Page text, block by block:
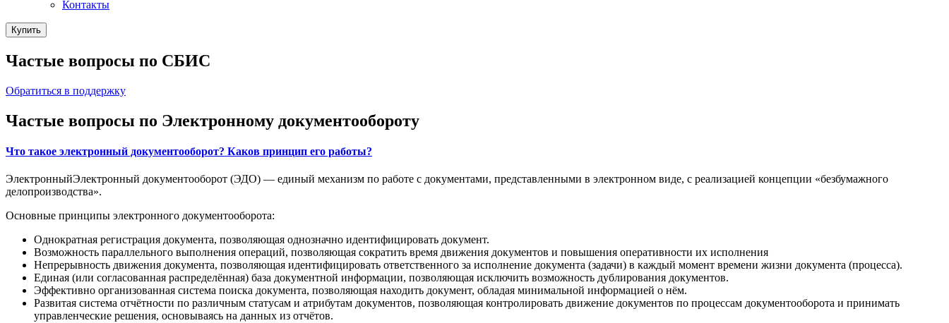
Контакты
Купить
Частые вопросы по СБИС
Обратиться в поддержку
Частые вопросы по Электронному документообороту
Что такое электронный документооборот? Каков принцип его работы?
ЭлектронныйЭлектронный документооборот (ЭДО) — единый механизм по работе с документами, представленными в электронном виде, с реализацией концепции «безбумажного
делопроизводства».
Основные принципы электронного документооборота:
Однократная регистрация документа, позволяющая однозначно идентифицировать документ.
Возможность параллельного выполнения операций, позволяющая сократить время движения документов и повышения оперативности их исполнения
Непрерывность движения документа, позволяющая идентифицировать ответственного за исполнение документа (задачи) в каждый момент времени жизни документа (процесса).
Единая (или согласованная распределённая) база документной информации, позволяющая исключить возможность дублирования документов.
Эффективно организованная система поиска документа, позволяющая находить документ, обладая минимальной информацией о нём.
Развитая система отчётности по различным статусам и атрибутам документов, позволяющая контролировать движение документов по процессам документооборота и принимать
управленческие решения, основываясь на данных из отчётов.